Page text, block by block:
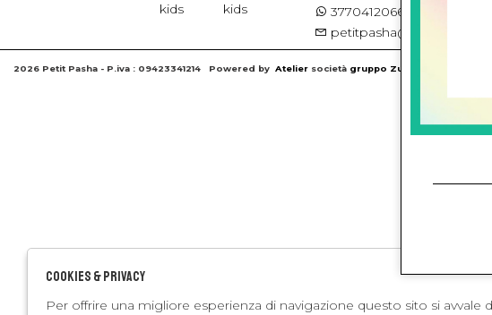
kids kids
3770412066 , 3397314295
petitpasha@hotmail.it
2026 Petit Pasha - P.iva : 09423341214 Powered by Atelier società gruppo Zucchetti
Cookies & Privacy
Per offrire una migliore esperienza di navigazione questo sito si